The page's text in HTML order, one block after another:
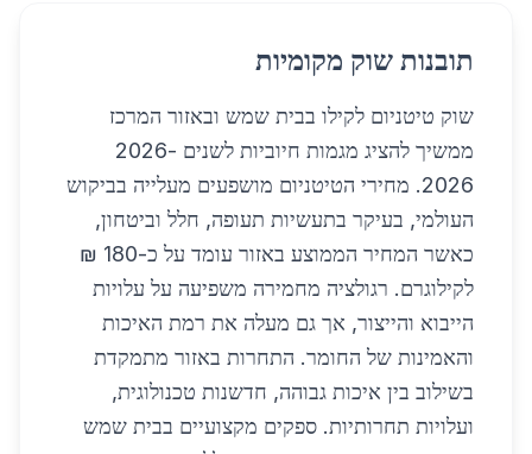
תובנות שוק מקומיות
שוק טיטניום לקילו בבית שמש ובאזור המרכז
ממשיך להציג מגמות חיוביות לשנים 2026-
2026. מחירי הטיטניום מושפעים מעלייה בביקוש
העולמי, בעיקר בתעשיות תעופה, חלל וביטחון,
כאשר המחיר הממוצע באזור עומד על כ-180 ₪
לקילוגרם. רגולציה מחמירה משפיעה על עלויות
הייבוא והייצור, אך גם מעלה את רמת האיכות
והאמינות של החומר. התחרות באזור מתמקדת
בשילוב בין איכות גבוהה, חדשנות טכנולוגית,
ועלויות תחרותיות. ספקים מקצועיים בבית שמש